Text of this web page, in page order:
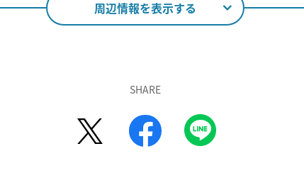
周辺情報を表示する
SHARE